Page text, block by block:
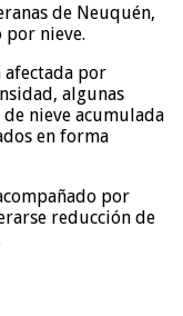
de Neuquén,
nieve.
afectada por
algunas
nieve acumulada
en forma
por
reducción de